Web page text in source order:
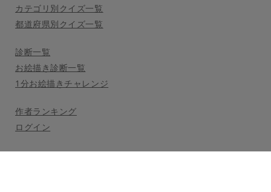
カテゴリ別クイズ一覧
都道府県別クイズ一覧
診断一覧
お絵描き診断一覧
1分お絵描きチャレンジ
作者ランキング
ログイン